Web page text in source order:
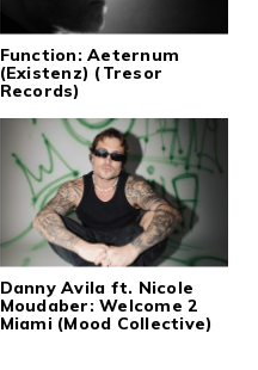
Function: Aeternum
(Existenz) (Tresor
Records)
Danny Avila ft. Nicole
Moudaber: Welcome 2
Miami (Mood Collective)